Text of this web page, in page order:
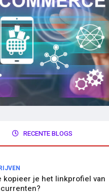
RECENTE BLOGS
kopieer je het linkprofiel van